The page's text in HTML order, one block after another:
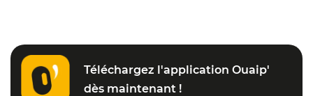
Téléchargez l'application Ouaip'
dès maintenant !